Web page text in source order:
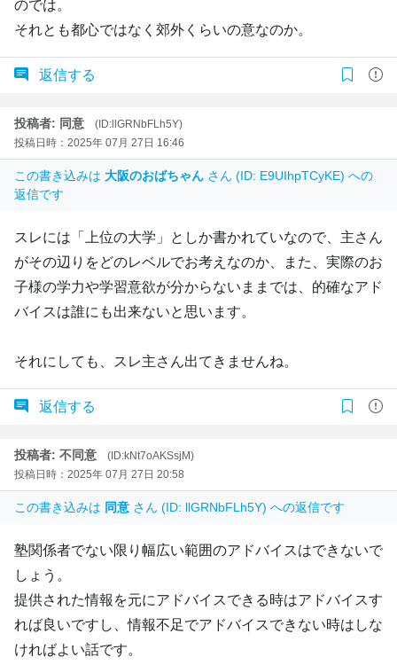
のでは。
それとも都心ではなく郊外くらいの意なのか。
返信する
投稿者: 同意
(ID:llGRNbFLh5Y)
投稿日時：2025年 07月 27日 16:46
この書き込みは 大阪のおばちゃん さん (ID: E9UIhpTCyKE) への
返信です
スレには「上位の大学」としか書かれていなので、主さん
がその辺りをどのレベルでお考えなのか、また、実際のお
子様の学力や学習意欲が分からないままでは、的確なアド
バイスは誰にも出来ないと思います。
それにしても、スレ主さん出てきませんね。
返信する
投稿者: 不同意
(ID:kNt7oAKSsjM)
投稿日時：2025年 07月 27日 20:58
この書き込みは 同意 さん (ID: llGRNbFLh5Y) への返信です
塾関係者でない限り幅広い範囲のアドバイスはできないで
しょう。
提供された情報を元にアドバイスできる時はアドバイスす
れば良いですし、情報不足でアドバイスできない時はしな
ければよい話です。